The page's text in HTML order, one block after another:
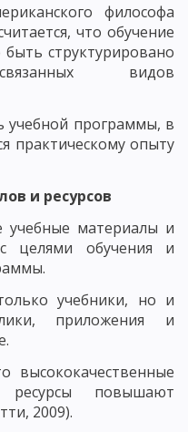
философа
что обучение
структурировано
видов
учебной программы, в
практическому опыту
и ресурсов
материалы и
целями обучения и
учебники, но и
приложения и
высококачественные
повышают
2009).